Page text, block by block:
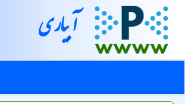
آبیاری